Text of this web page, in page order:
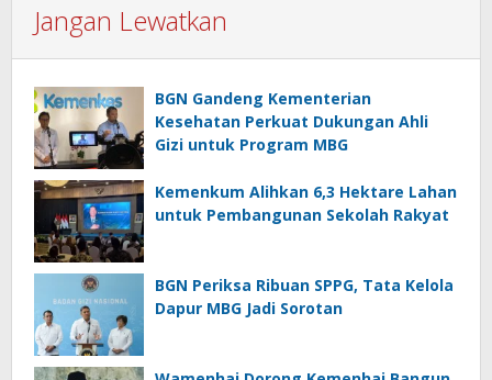
Jangan Lewatkan
BGN Gandeng Kementerian
Kesehatan Perkuat Dukungan Ahli
Gizi untuk Program MBG
Kemenkum Alihkan 6,3 Hektare Lahan
untuk Pembangunan Sekolah Rakyat
BGN Periksa Ribuan SPPG, Tata Kelola
Dapur MBG Jadi Sorotan